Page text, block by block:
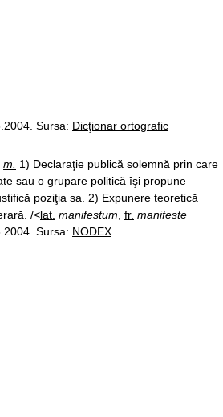
Sursa: Dicţionar ortografic
m.
1) Declaraţie publică solemnă prin care
sau o grupare politică îşi propune
poziţia sa. 2) Expunere teoretică
/<lat. manifestum fr. manifeste
Sursa: NODEX